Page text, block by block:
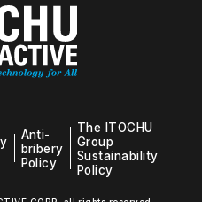
Anti-
bribery
Policy
The ITOCHU
Group
Sustainability
Policy